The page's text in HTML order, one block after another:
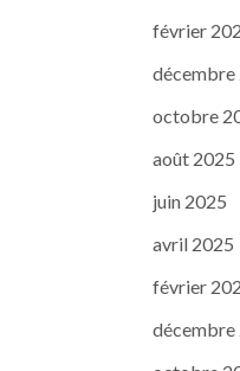
février
décembre
octobre
août 2025
juin 2025
avril 2025
février
décembre